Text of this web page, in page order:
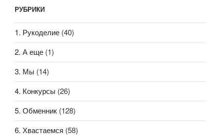
РУБРИКИ
1. Рукоделие (40)
2. А еще (1)
3. Мы (14)
4. Конкурсы (26)
5. Обменник (128)
6. Хвастаемся (58)